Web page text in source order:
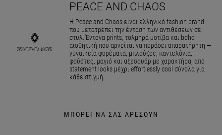
PEACE AND CHAOS
Η Peace and Chaos είναι ελληνικό fashion brand
που μετατρέπει την ένταση των αντιθέσεων σε
στυλ. Έντονα prints, τολμηρά μοτίβα και boho
αισθητική που αρνείται να περάσει απαρατήρητη —
γυναικεία φορέματα, μπλούζες, παντελόνια,
φούστες, μαγιό και αξεσουάρ με χαρακτήρα, από
statement looks μέχρι effortlessly cool σύνολα για
κάθε στιγμή.
ΜΠΟΡΕΙ ΝΑ ΣΑΣ ΑΡΕΣΟΥΝ